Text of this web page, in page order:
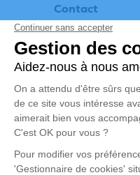
Contact
Appeler 24h/24 - 7j/7
Politique
© 2026